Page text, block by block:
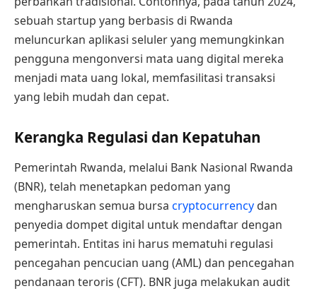
sebuah startup yang berbasis di Rwanda
meluncurkan aplikasi seluler yang memungkinkan
pengguna mengonversi mata uang digital mereka
menjadi mata uang lokal, memfasilitasi transaksi
yang lebih mudah dan cepat.
Kerangka Regulasi dan Kepatuhan
Pemerintah Rwanda, melalui Bank Nasional Rwanda
(BNR), telah menetapkan pedoman yang
mengharuskan semua bursa cryptocurrency dan
penyedia dompet digital untuk mendaftar dengan
pemerintah. Entitas ini harus mematuhi regulasi
pencegahan pencucian uang (AML) dan pencegahan
pendanaan teroris (CFT). BNR juga melakukan audit